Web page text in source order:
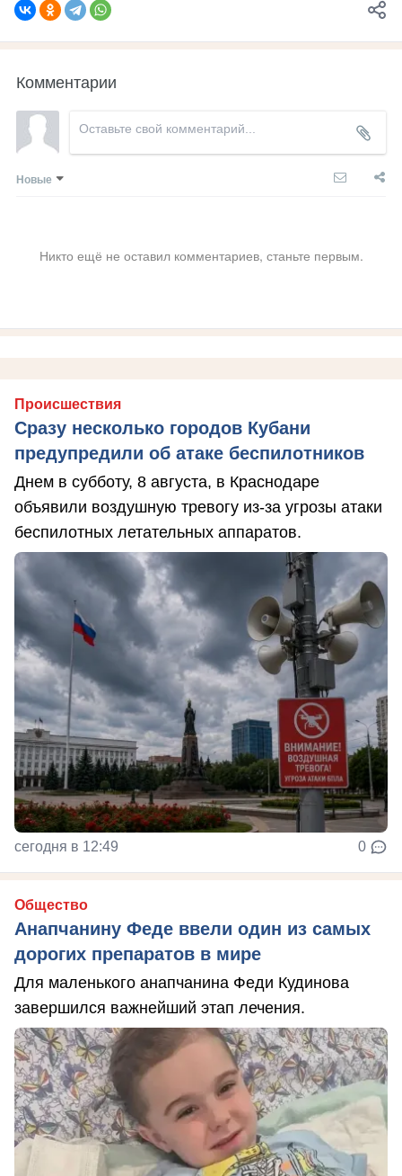
Комментарии
Новые
Никто ещё не оставил комментариев, станьте первым.
Происшествия
Сразу несколько городов Кубани
предупредили об атаке беспилотников
Днем в субботу, 8 августа, в Краснодаре
объявили воздушную тревогу из-за угрозы атаки
беспилотных летательных аппаратов.
сегодня в 12:49 0
Общество
Анапчанину Феде ввели один из самых
дорогих препаратов в мире
Для маленького анапчанина Феди Кудинова
завершился важнейший этап лечения.